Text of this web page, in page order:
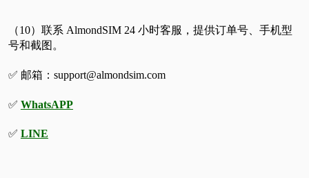
（10）联系 AlmondSIM 24 小时客服，提供订单号、手机型
号和截图。
✅ 邮箱：support@almondsim.com
✅ WhatsAPP
✅ LINE